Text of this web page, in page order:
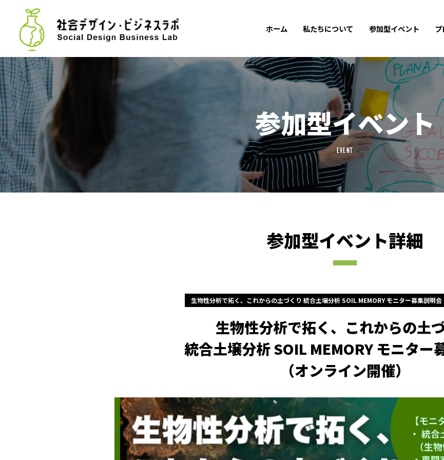
ホーム 私たちについて 参加型イベント
参加型イベント
EVENT
参加型イベント詳細
生物性分析で拓く、これからの土づくり 統合土壌分析 SOIL MEMORY モニター募集説明会
生物性分析で拓く、これからの土
統合土壌分析 SOIL MEMORY モニター
（オンライン開催）